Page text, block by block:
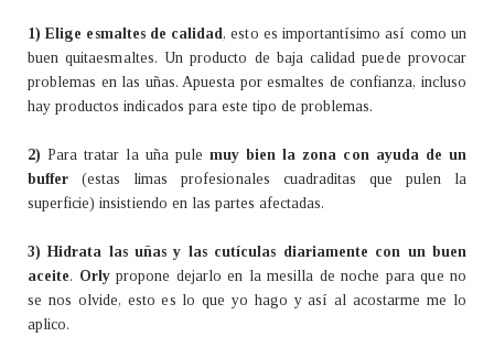
1) Elige esmaltes de calidad , esto es importantísimo así como un
buen quitaesmaltes. Un producto de baja calidad puede provocar
problemas en las uñas. Apuesta por esmaltes de confianza, incluso
hay productos indicados para este tipo de problemas.
2)Para tratar la uña pule muy bien la zona con ayuda de un
buffer(estas limas profesionales cuadraditas que pulen la
superficie) insistiendo en las partes afectadas.
3) Hidrata las uñas y las cutículas diariamente con un buen
aceite. Orlypropone dejarlo en la mesilla de noche para que no
se nos olvide, esto es lo que yo hago y así al acostarme me lo
aplico.